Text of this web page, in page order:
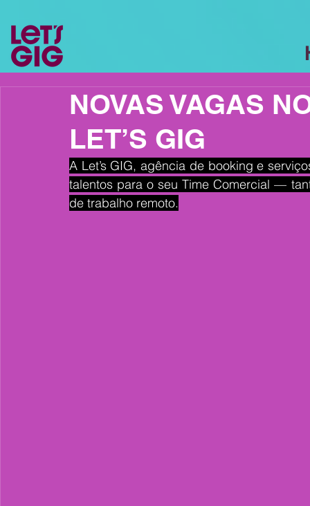
NOVAS VAGAS
LET’S GIG
A Let’s GIG, agência de booking e
talentos para o seu Time Comercial —
de trabalho remoto.